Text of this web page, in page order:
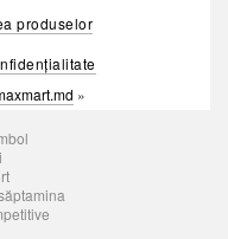
produselor
»